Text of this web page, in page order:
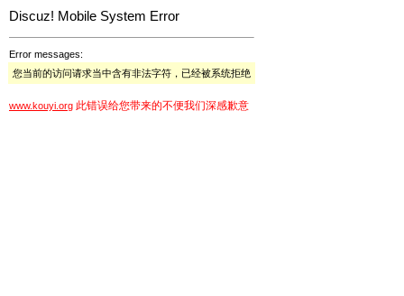
Discuz! Mobile System Error
Error messages:
您当前的访问请求当中含有非法字符，已经被系统拒绝
www.kouyi.org 此错误给您带来的不便我们深感歉意